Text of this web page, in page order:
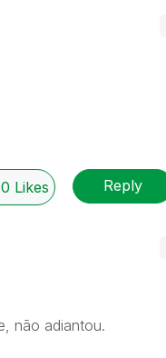
0 Likes Reply
não adiantou.